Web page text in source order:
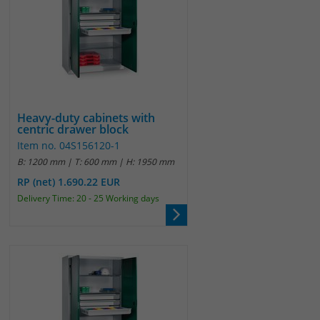
Heavy-duty cabinets with
centric drawer block
Item no. 04S156120-1
B: 1200 mm | T: 600 mm | H: 1950 mm
RP (net) 1.690.22 EUR
Delivery Time: 20 - 25 Working days